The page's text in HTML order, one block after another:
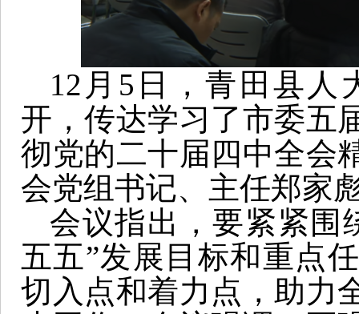
12月5日，青田县人
开，传达学习了市委五
彻党的二十届四中全会
会党组书记、主任郑家
会议指出，要紧紧围
五五”发展目标和重点
切入点和着力点，助力